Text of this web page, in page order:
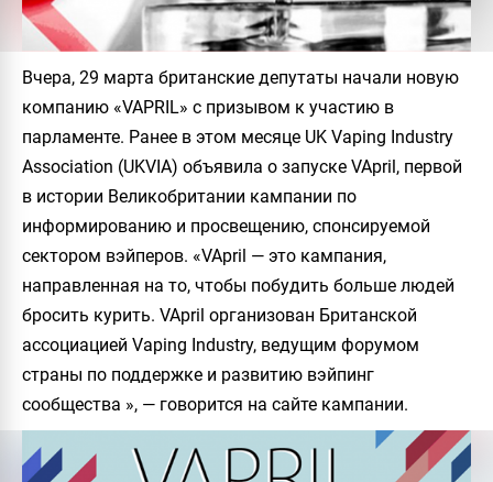
Вчера, 29 марта британские депутаты начали новую
компанию «VAPRIL» с призывом к участию в
парламенте. Ранее в этом месяце UK Vaping Industry
Association (UKVIA) объявила о запуске VApril, первой
в истории Великобритании кампании по
информированию и просвещению, спонсируемой
сектором вэйперов. «VApril — это кампания,
направленная на то, чтобы побудить больше людей
бросить курить. VApril организован Британской
ассоциацией Vaping Industry, ведущим форумом
страны по поддержке и развитию вэйпинг
сообщества », — говорится на сайте кампании.